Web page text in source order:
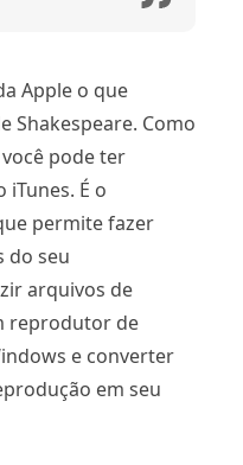
Apple o que
Shakespeare. Como
pode ter
É o
permite fazer
do seu
arquivos de
reprodutor de
e converter
em seu